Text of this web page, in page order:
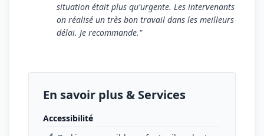
situation était plus qu'urgente. Les intervenants
on réalisé un très bon travail dans les meilleurs
délai. Je recommande."
En savoir plus & Services
Accessibilité